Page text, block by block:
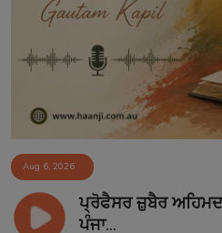
Aug 6, 2026
ਪ੍ਰੋਫੈਸਰ ਜ਼ੁਬੈਰ ਅਹਿਮਦ
ਪੰਜਾ...